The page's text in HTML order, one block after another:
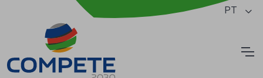
Saltar para o conteúdo principal da página PT